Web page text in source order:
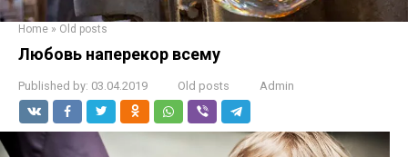
Home » Old posts
Любовь наперекор всему
Published by: 03.04.2019 Old posts Admin